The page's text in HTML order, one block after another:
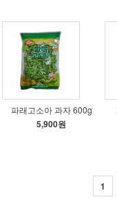
파래고소아 과자 600g
5,900원
1